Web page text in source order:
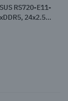
RS720-E11-
24x2.5
Вт 2U